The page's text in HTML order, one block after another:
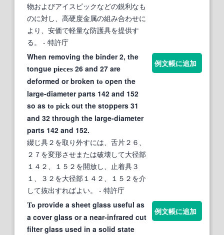
物およびアイスピックなどの鋭利なも
のに対し、高硬度金属の組み合わせに
より、安価で軽量な防護具を提供す
る。
- 特許庁
When removing the binder 2, the
tongue pieces 26 and 27 are
deformed or broken to open the
large-diameter parts 142 and 152
so as to pick out the stoppers 31
and 32 through the large-diameter
parts 142 and 152.
綴じ具２を取り外すには、舌片２６、
２７を変形させまたは破壊して大径部
１４２、１５２を開放し、止着具３
１、３２を大径部１４２、１５２を介
して抜出すればよい。
- 特許庁
例文帳に追加
To provide a sheet glass useful as
a cover glass or a near-infrared cut
filter glass used in a solid state
例文帳に追加